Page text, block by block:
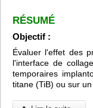
RÉSUMÉ
Objectif :
Évaluer l'effet des
l'interface de
temporaires
titane (TiB) ou sur